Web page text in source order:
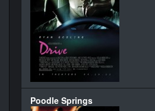
Poodle Springs